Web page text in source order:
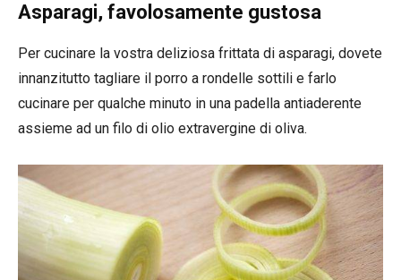
Asparagi, favolosamente gustosa
Per cucinare la vostra deliziosa frittata di asparagi, dovete
innanzitutto tagliare il porro a rondelle sottili e farlo
cucinare per qualche minuto in una padella antiaderente
assieme ad un filo di olio extravergine di oliva.